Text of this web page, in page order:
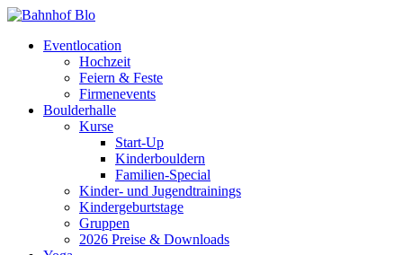
Eventlocation
Hochzeit
Feiern & Feste
Firmenevents
Boulderhalle
Kurse
Start-Up
Kinderbouldern
Familien-Special
Kinder- und Jugendtrainings
Kindergeburtstage
Gruppen
2026 Preise & Downloads